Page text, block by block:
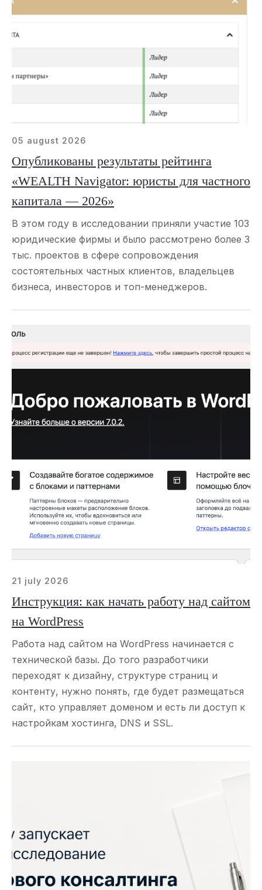
05 august 2026
Опубликованы результаты рейтинга
«WEALTH Navigator: юристы для частного
капитала — 2026»
В этом году в исследовании приняли участие 103
юридические фирмы и было рассмотрено более 3
тыс. проектов в сфере сопровождения
состоятельных частных клиентов, владельцев
бизнеса, инвесторов и топ-менеджеров.
21 july 2026
Инструкция: как начать работу над сайтом
на WordPress
Работа над сайтом на WordPress начинается с
технической базы. До того разработчики
переходят к дизайну, структуре страниц и
контенту, нужно понять, где будет размещаться
сайт, кто управляет доменом и есть ли доступ к
настройкам хостинга, DNS и SSL.